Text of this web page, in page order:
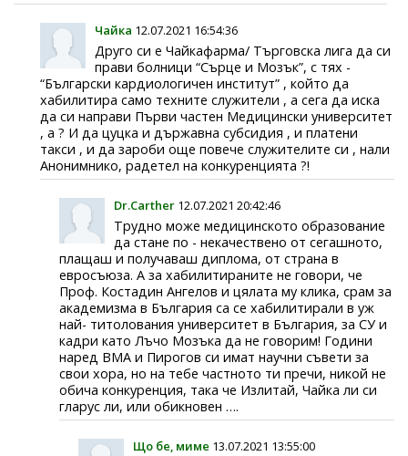
Чайка 12.07.2021 16:54:36
Друго си е Чайкафарма/ Търговска лига да си
прави болници “Сърце и Мозък”, с тях -
“Български кардиологичен институт” , който да
хабилитира само техните служители , а сега да иска
да си направи Първи частен Медицински университет
, а ? И да цуцка и държавна субсидия , и платени
такси , и да зароби още повече служителите си , нали
Анонимнико, радетел на конкуренцията ?!
Dr.Carther 12.07.2021 20:42:46
Трудно може медицинското образование
да стане по - некачествено от сегашното,
плащаш и получаваш диплома, от страна в
евросъюза. А за хабилитираните не говори, че
Проф. Костадин Ангелов и цялата му клика, срам за
академизма в България са се хабилитирали в уж
най- титолования университет в България, за СУ и
кадри като Лъчо Мозъка да не говорим! Години
наред ВМА и Пирогов си имат научни съвети за
свои хора, но на тебе частното ти пречи, никой не
обича конкуренция, така че Излитай, Чайка ли си
гларус ли, или обикновен ….
Що бе, миме 13.07.2021 13:55:00